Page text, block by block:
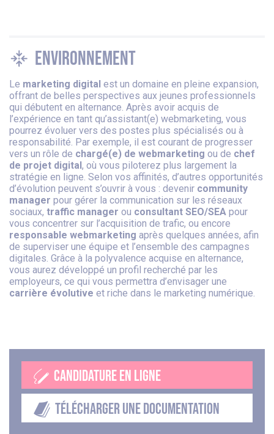
Environnement
Le marketing digital est un domaine en pleine expansion,
offrant de belles perspectives aux jeunes professionnels
qui débutent en alternance. Après avoir acquis de
l’expérience en tant qu’assistant(e) webmarketing, vous
pourrez évoluer vers des postes plus spécialisés ou à
responsabilité. Par exemple, il est courant de progresser
vers un rôle de chargé(e) de webmarketing ou de chef
de projet digital , où vous piloterez plus largement la
stratégie en ligne. Selon vos affinités, d’autres opportunités
d’évolution peuvent s’ouvrir à vous : devenir community
manager pour gérer la communication sur les réseaux
sociaux, traffic manager ou consultant SEO/SEA pour
vous concentrer sur l’acquisition de trafic, ou encore
responsable webmarketing après quelques années, afin
de superviser une équipe et l’ensemble des campagnes
digitales. Grâce à la polyvalence acquise en alternance,
vous aurez développé un profil recherché par les
employeurs, ce qui vous permettra d’envisager une
carrière évolutive et riche dans le marketing numérique.
CANDIDATURE EN LIGNE
TÉLÉCHARGER UNE DOCUMENTATION